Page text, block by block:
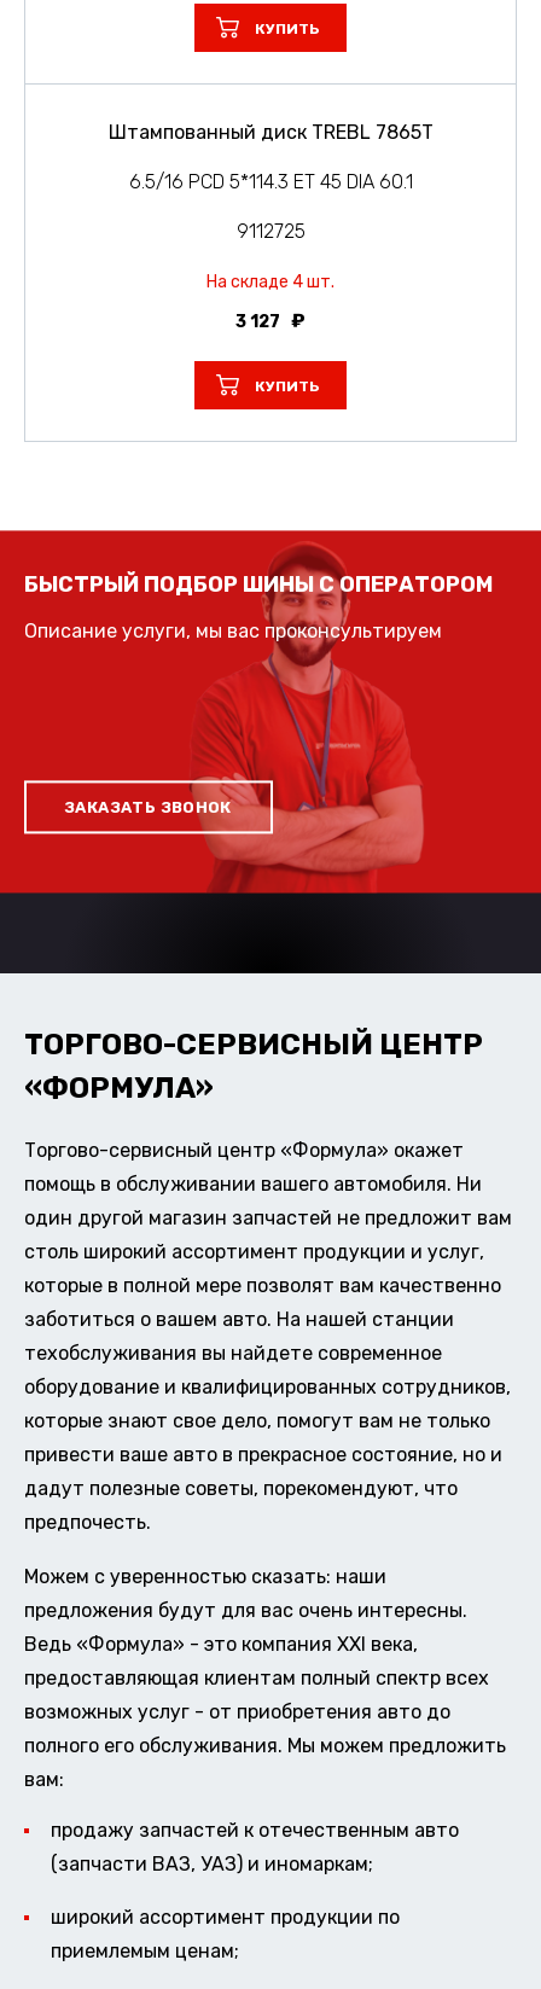
КУПИТЬ
Штампованный диск TREBL 7865T
6.5/16 PCD 5*114.3 ET 45 DIA 60.1
9112725
На складе 4 шт.
3 127
КУПИТЬ
БЫСТРЫЙ ПОДБОР ШИНЫ С ОПЕРАТОРОМ
Описание услуги, мы вас проконсультируем
ЗАКАЗАТЬ ЗВОНОК
ТОРГОВО-СЕРВИСНЫЙ ЦЕНТР
«ФОРМУЛА»
Торгово-сервисный центр «Формула» окажет
помощь в обслуживании вашего автомобиля. Ни
один другой магазин запчастей не предложит вам
столь широкий ассортимент продукции и услуг,
которые в полной мере позволят вам качественно
заботиться о вашем авто. На нашей станции
техобслуживания вы найдете современное
оборудование и квалифицированных сотрудников,
которые знают свое дело, помогут вам не только
привести ваше авто в прекрасное состояние, но и
дадут полезные советы, порекомендуют, что
предпочесть.
Можем с уверенностью сказать: наши
предложения будут для вас очень интересны.
Ведь «Формула» - это компания XXI века,
предоставляющая клиентам полный спектр всех
возможных услуг - от приобретения авто до
полного его обслуживания. Мы можем предложить
вам:
продажу запчастей к отечественным авто
(запчасти ВАЗ, УАЗ) и иномаркам;
широкий ассортимент продукции по
приемлемым ценам;